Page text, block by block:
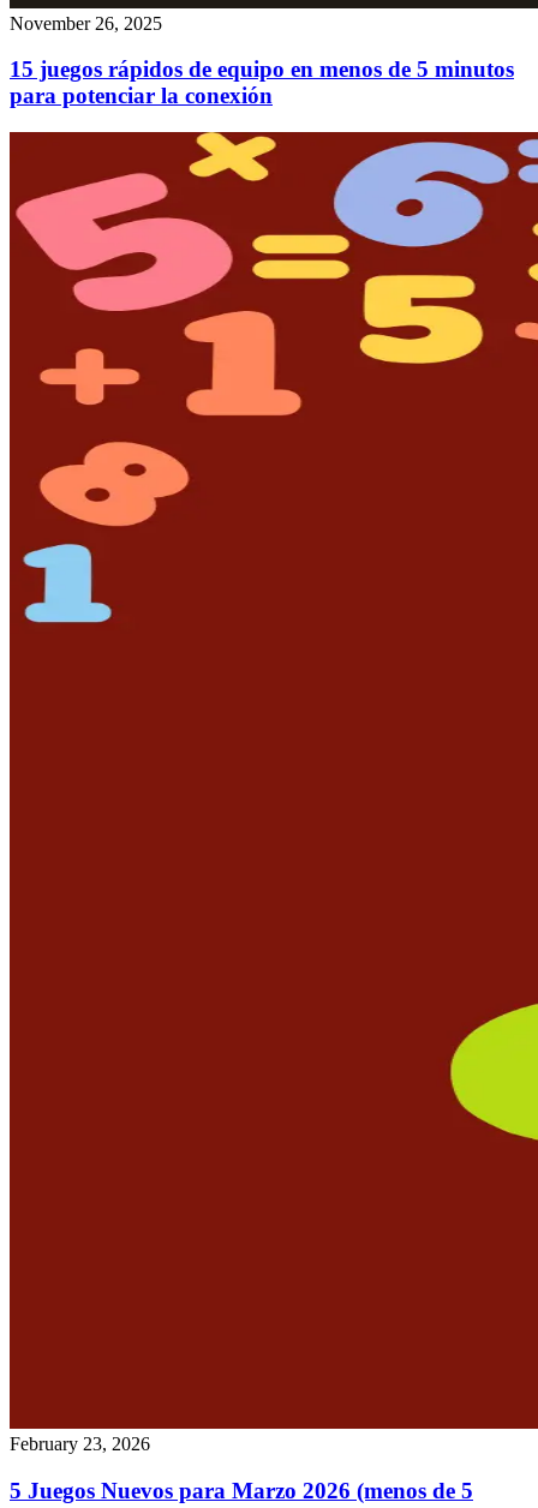
November 26, 2025
15 juegos rápidos de equipo en menos de 5 minutos
para potenciar la conexión
February 23, 2026
5 Juegos Nuevos para Marzo 2026 (menos de 5